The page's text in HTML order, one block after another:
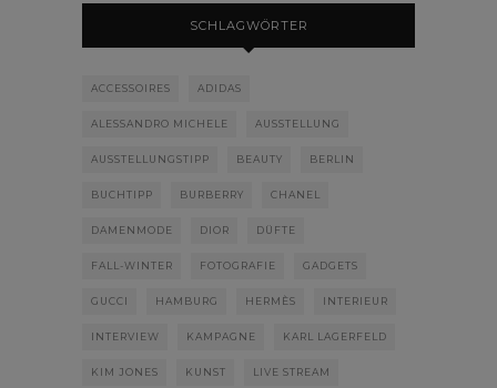
SCHLAGWÖRTER
ACCESSOIRES ADIDAS
ALESSANDRO MICHELE AUSSTELLUNG
AUSSTELLUNGSTIPP BEAUTY BERLIN
BUCHTIPP BURBERRY CHANEL
DAMENMODE DIOR DÜFTE
FALL-WINTER FOTOGRAFIE GADGETS
GUCCI HAMBURG HERMÈS INTERIEUR
INTERVIEW KAMPAGNE KARL LAGERFELD
KIM JONES KUNST LIVE STREAM